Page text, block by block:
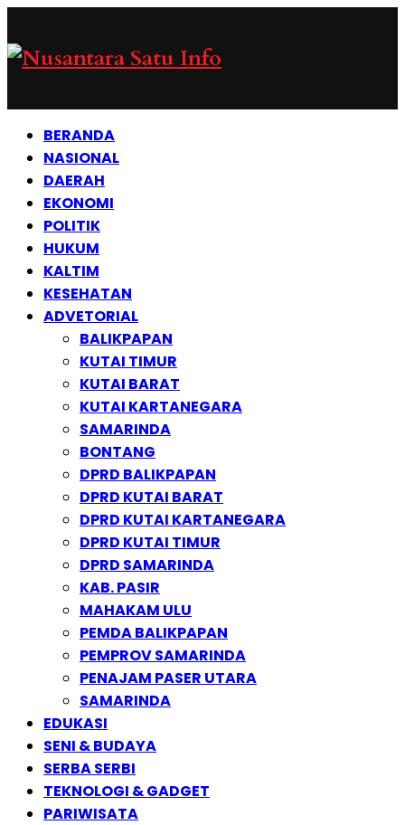
BERANDA
NASIONAL
DAERAH
EKONOMI
POLITIK
HUKUM
KALTIM
KESEHATAN
ADVETORIAL
BALIKPAPAN
KUTAI TIMUR
KUTAI BARAT
KUTAI KARTANEGARA
SAMARINDA
BONTANG
DPRD BALIKPAPAN
DPRD KUTAI BARAT
DPRD KUTAI KARTANEGARA
DPRD KUTAI TIMUR
DPRD SAMARINDA
KAB. PASIR
MAHAKAM ULU
PEMDA BALIKPAPAN
PEMPROV SAMARINDA
PENAJAM PASER UTARA
SAMARINDA
EDUKASI
SENI & BUDAYA
SERBA SERBI
TEKNOLOGI & GADGET
PARIWISATA